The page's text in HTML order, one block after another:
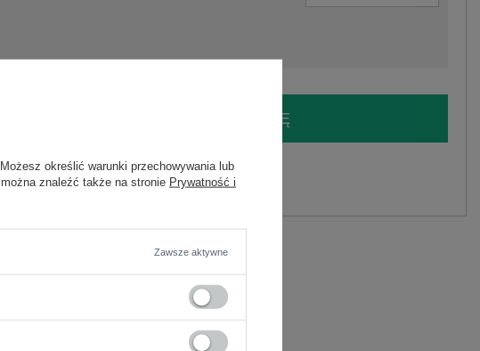
ZALOGUJ SIĘ I ZOBACZ CENĘ
pomożemy.
547 740 Zadaj pytanie
. Możesz określić warunki przechowywania lub
znaleźć także na stronie Prywatność i
Zawsze aktywne